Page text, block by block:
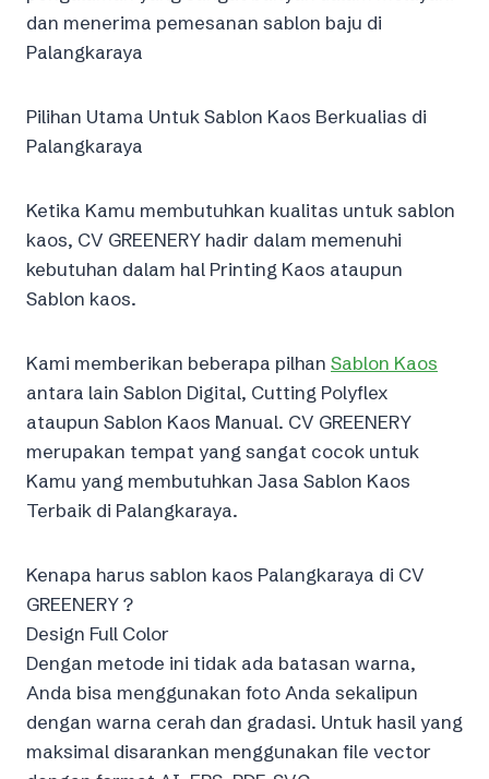
dan menerima pemesanan sablon baju di
Palangkaraya
Pilihan Utama Untuk Sablon Kaos Berkualias di
Palangkaraya
Ketika Kamu membutuhkan kualitas untuk sablon
kaos, CV GREENERY hadir dalam memenuhi
kebutuhan dalam hal Printing Kaos ataupun
Sablon kaos.
Kami memberikan beberapa pilhan Sablon Kaos
antara lain Sablon Digital, Cutting Polyflex
ataupun Sablon Kaos Manual. CV GREENERY
merupakan tempat yang sangat cocok untuk
Kamu yang membutuhkan Jasa Sablon Kaos
Terbaik di Palangkaraya.
Kenapa harus sablon kaos Palangkaraya di CV
GREENERY ?
Design Full Color
Dengan metode ini tidak ada batasan warna,
Anda bisa menggunakan foto Anda sekalipun
dengan warna cerah dan gradasi. Untuk hasil yang
maksimal disarankan menggunakan file vector